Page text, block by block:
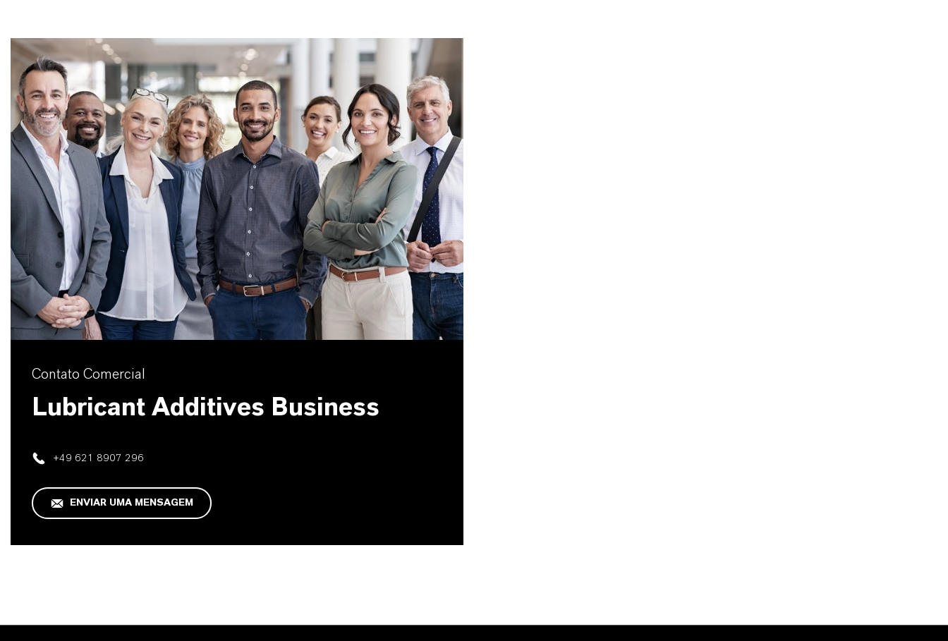
Contato Comercial
Lubricant Additives Business
+49 621 8907 296
ENVIAR UMA MENSAGEM